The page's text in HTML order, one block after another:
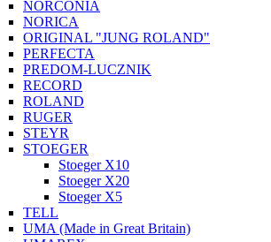
NORCONIA
NORICA
ORIGINAL "JUNG ROLAND"
PERFECTA
PREDOM-LUCZNIK
RECORD
ROLAND
RUGER
STEYR
STOEGER
Stoeger X10
Stoeger X20
Stoeger X5
TELL
UMA (Made in Great Britain)